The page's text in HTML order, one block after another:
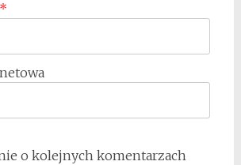
*
o kolejnych komentarzach